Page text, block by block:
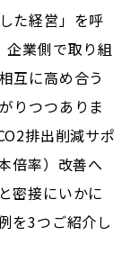
た経営」を呼
企業側で取り組
互に高め合う
りつつありま
排出削減サポ
倍率）改善へ
密接にいかに
を3つご紹介し